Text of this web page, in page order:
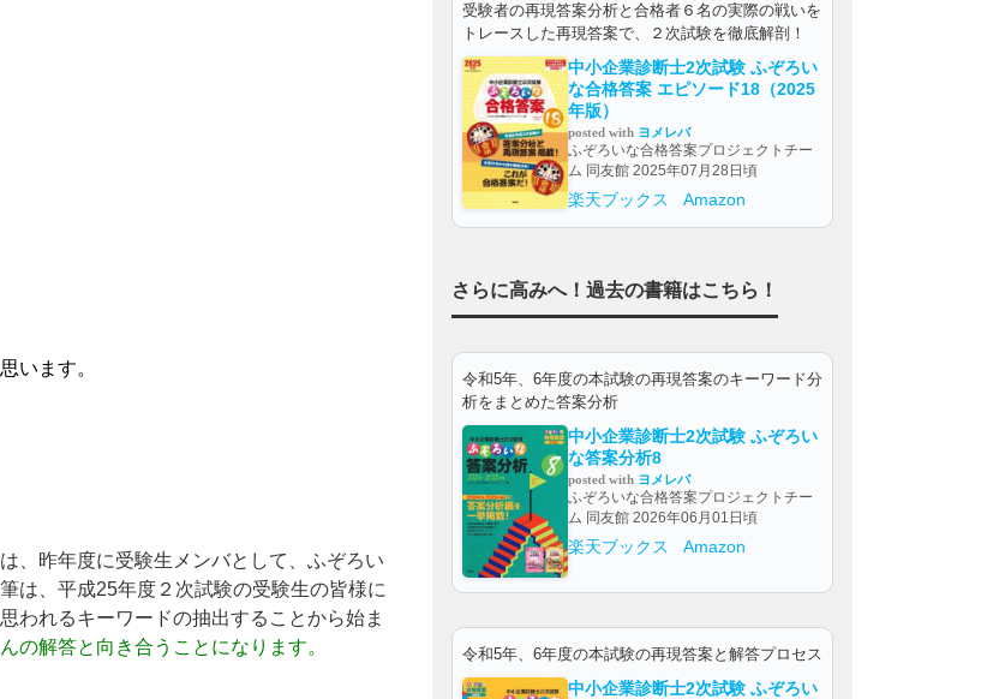
います。
、昨年度に受験生メンバとして、ふぞろい
は、平成25年度２次試験の受験生の皆様に
われるキーワードの抽出することから始ま
の解答と向き合うことになります。
受験者の再現答案分析と合格者６名の実際の戦いを
トレースした再現答案で、２次試験を徹底解剖！
中小企業診断士2次試験 ふぞろい
な合格答案 エピソード18（2025
年版）
posted with ヨメレバ
ふぞろいな合格答案プロジェクトチー
ム 同友館 2025年07月28日頃
楽天ブックス Amazon
さらに高みへ！過去の書籍はこちら！
令和5年、6年度の本試験の再現答案のキーワード分
析をまとめた答案分析
中小企業診断士2次試験 ふぞろい
な答案分析8
posted with ヨメレバ
ふぞろいな合格答案プロジェクトチー
ム 同友館 2026年06月01日頃
楽天ブックス Amazon
令和5年、6年度の本試験の再現答案と解答プロセス
中小企業診断士2次試験 ふぞろい